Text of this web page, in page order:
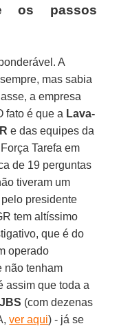
os passos
A
mas sabia
a empresa
fato é que a Lava-
e das equipes da
Tarefa em
de 19 perguntas
tiveram um
presidente
tem altíssimo
que é do
operado
não tenham
assim que toda a
JBS (com dezenas
ver aqui) - já se